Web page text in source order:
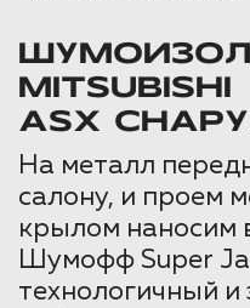
MITSUBISHI
ASX
На металл
салону, и проем
крылом наносим
Шумофф Super
технологичный